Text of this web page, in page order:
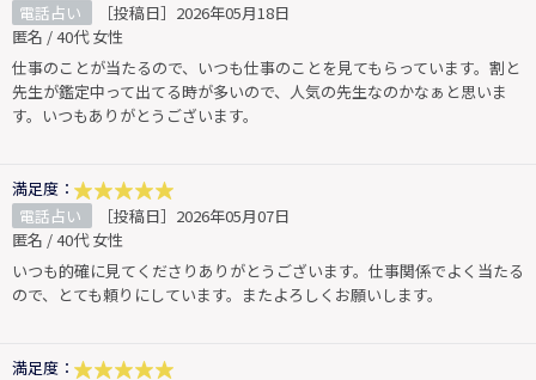
電話占い
［投稿日］2026年05月18日
匿名 / 40代 女性
仕事のことが当たるので、いつも仕事のことを見てもらっています。割と
先生が鑑定中って出てる時が多いので、人気の先生なのかなぁと思いま
す。いつもありがとうございます。
満足度：
電話占い
［投稿日］2026年05月07日
匿名 / 40代 女性
いつも的確に見てくださりありがとうございます。仕事関係でよく当たる
ので、とても頼りにしています。またよろしくお願いします。
満足度：